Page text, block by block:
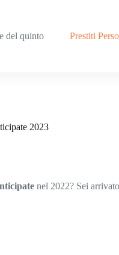
del quinto Prestiti
2023
nel 2022? Sei